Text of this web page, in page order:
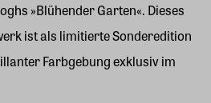
»Blühender Garten«. Dieses
ist als limitierte Sonderedition
Farbgebung exklusiv im